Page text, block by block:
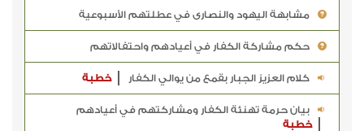
مشابهة اليهود والنصارى في عطلتهم الأسبوعية
حكم مشاركة الكفار في أعيادهم واحتفالاتهم
كلام العزيز الجبار بقمع من يوالي الكفار خطبة
بيان حرمة تهنئة الكفار ومشاركتهم في أعيادهم
خطبة